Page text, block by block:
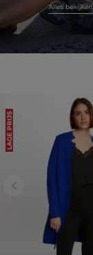
LAGE PRIJS
Previous